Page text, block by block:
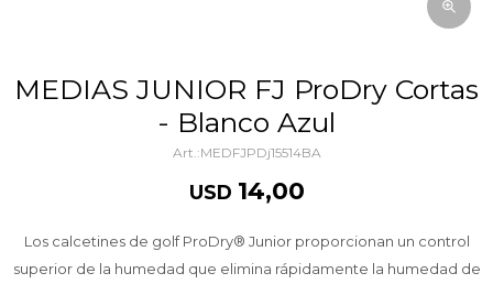
MEDIAS JUNIOR FJ ProDry Cortas
- Blanco Azul
MEDFJPDj15514BA
USD 14,00
Los calcetines de golf ProDry® Junior proporcionan un control
superior de la humedad que elimina rápidamente la humedad de